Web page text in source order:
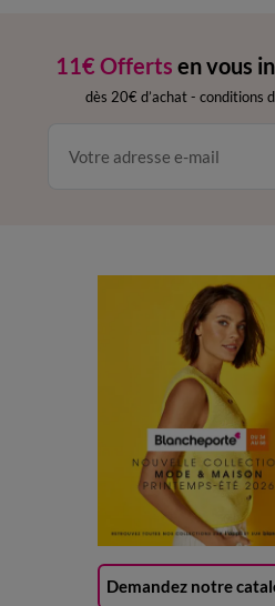
11€ Offerts en vous
dès 20€ d’achat - conditions
Demandez notre